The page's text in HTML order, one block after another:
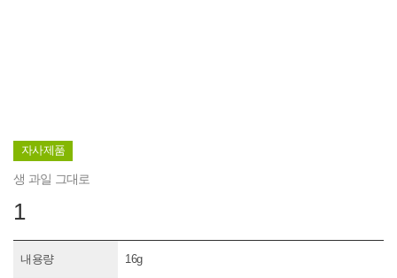
자사제품
생 과일 그대로
1
내용량 16g